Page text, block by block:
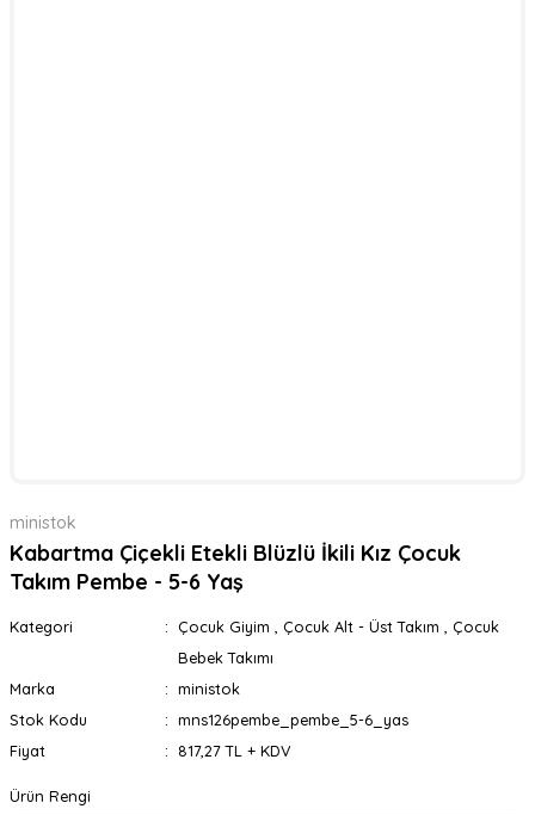
ministok
Kabartma Çiçekli Etekli Blüzlü İkili Kız Çocuk
Takım Pembe - 5-6 Yaş
Kategori Çocuk Giyim Çocuk Alt - Üst Takım
Çocuk
Bebek Takımı
Marka
ministok
Stok Kodu
mns126pembe_pembe_5-6_yas
Fiyat
817,27 TL + KDV
Ürün Rengi